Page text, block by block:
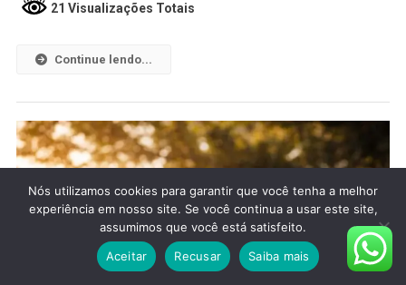
21 Visualizações Totais
Continue lendo...
Nós utilizamos cookies para garantir que você tenha a melhor
experiência em nosso site. Se você continua a usar este site,
assumimos que você está satisfeito.
Aceitar
Recusar Saiba mais